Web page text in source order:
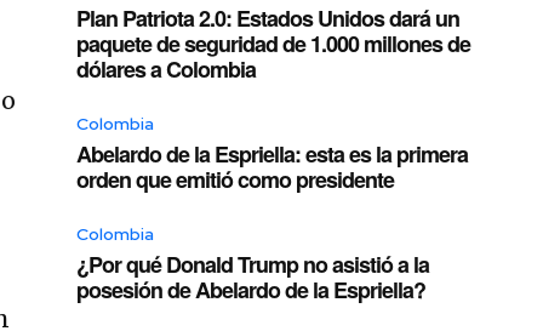
Plan Patriota 2.0: Estados Unidos dará un
paquete de seguridad de 1.000 millones de
dólares a Colombia
Colombia
Abelardo de la Espriella: esta es la primera
orden que emitió como presidente
Colombia
¿Por qué Donald Trump no asistió a la
posesión de Abelardo de la Espriella?